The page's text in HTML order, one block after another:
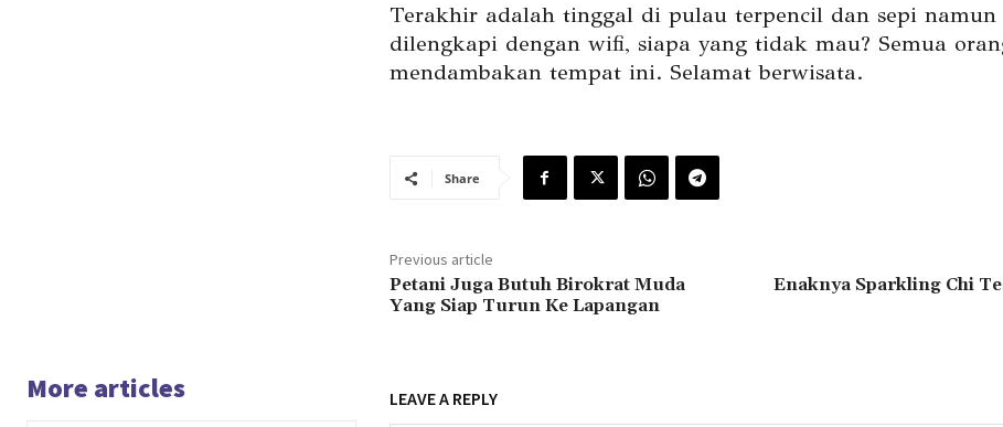
Terakhir adalah tinggal di pulau terpencil dan sepi namun
dilengkapi dengan wifi, siapa yang tidak mau? Semua
mendambakan tempat ini. Selamat berwisata.
Share
Previous article
Petani Juga Butuh Birokrat Muda
Yang Siap Turun Ke Lapangan
Enaknya Sparkling Chi
More articles LEAVE A REPLY